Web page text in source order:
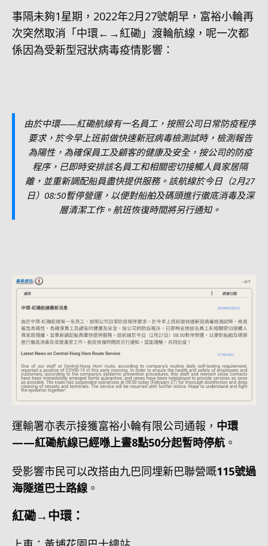
事隔未夠1星期，2022年2月27號朝早，富裕小輪再
次突然取消「中環←→紅磡」渡輪航線，呢一次都
係因為受新型冠狀病毒疫情影響：
由於中環——紅磡航線有一名員工，按照公司日常防疫程序
要求，於今早上班前做快速新冠病毒檢測試時，檢測報告
為陽性，為確保員工及顧客的健康及安全，按公司的防疫
程序，已即時安排該名員工和相關密切接觸人員家居隔
離，並重新調配船員盡快提供服務。該航線於今日（2月27
日）08:50暫停營運，以便對船舶及碼頭進行徹底消毒及深
層清潔工作。航班恢復時間將另行通知。
運輸署亦表示接獲富裕小輪有限公司通報， 中環
——紅磡航線已經喺上晝8點50分起暫時停航 。
受影響市民可以改搭由九巴同埋新巴聯營嘅115號過
海隧道巴士路線。
紅磡→中環：